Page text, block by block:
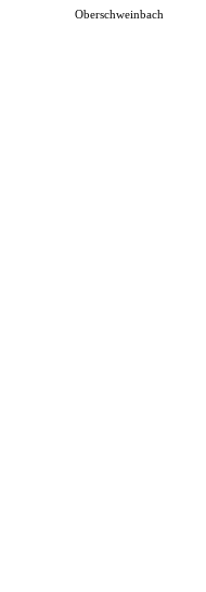
Oberschweinbach